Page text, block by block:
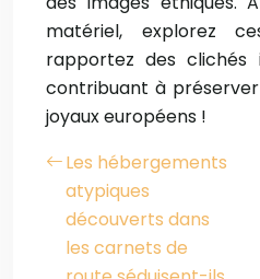
matériel, explorez
rapportez des clichés
contribuant à
joyaux européens !
Les hébergements
atypiques
découverts dans
les carnets de